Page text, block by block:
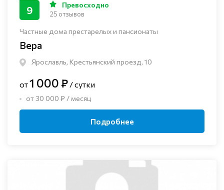
Частные дома престарелых и пансионаты
Вера
Ярославль, Крестьянский проезд, 10
9 Превосходно
25 отзывов
от1 000 ₽ / сутки
от 30 000 ₽ / месяц
Подробнее